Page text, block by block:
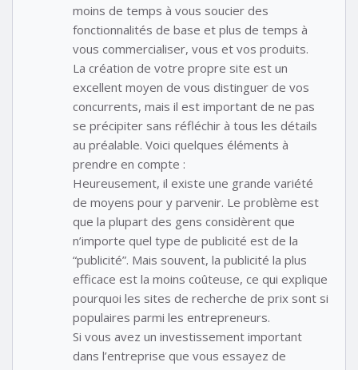
moins de temps à vous soucier des
fonctionnalités de base et plus de temps à
vous commercialiser, vous et vos produits.
La création de votre propre site est un
excellent moyen de vous distinguer de vos
concurrents, mais il est important de ne pas
se précipiter sans réfléchir à tous les détails
au préalable. Voici quelques éléments à
prendre en compte :
Heureusement, il existe une grande variété
de moyens pour y parvenir. Le problème est
que la plupart des gens considèrent que
n’importe quel type de publicité est de la
“publicité”. Mais souvent, la publicité la plus
efficace est la moins coûteuse, ce qui explique
pourquoi les sites de recherche de prix sont si
populaires parmi les entrepreneurs.
Si vous avez un investissement important
dans l’entreprise que vous essayez de